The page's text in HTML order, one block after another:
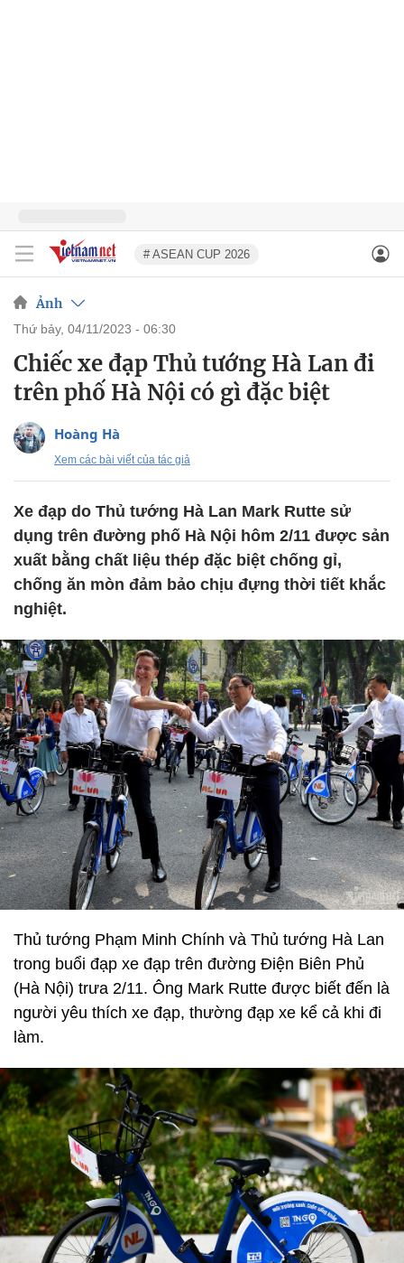
# ASEAN CUP 2026
Ảnh
thứ bảy, 04/11/2023 - 06:30
Chiếc xe đạp Thủ tướng Hà Lan đi
trên phố Hà Nội có gì đặc biệt
Hoàng Hà
Xem các bài viết của tác giả
Xe đạp do Thủ tướng Hà Lan Mark Rutte sử
dụng trên đường phố Hà Nội hôm 2/11 được sản
xuất bằng chất liệu thép đặc biệt chống gỉ,
chống ăn mòn đảm bảo chịu đựng thời tiết khắc
nghiệt.
Thủ tướng Phạm Minh Chính và Thủ tướng Hà Lan
trong buổi đạp xe đạp trên đường Điện Biên Phủ
(Hà Nội) trưa 2/11. Ông Mark Rutte được biết đến là
người yêu thích xe đạp, thường đạp xe kể cả khi đi
làm.